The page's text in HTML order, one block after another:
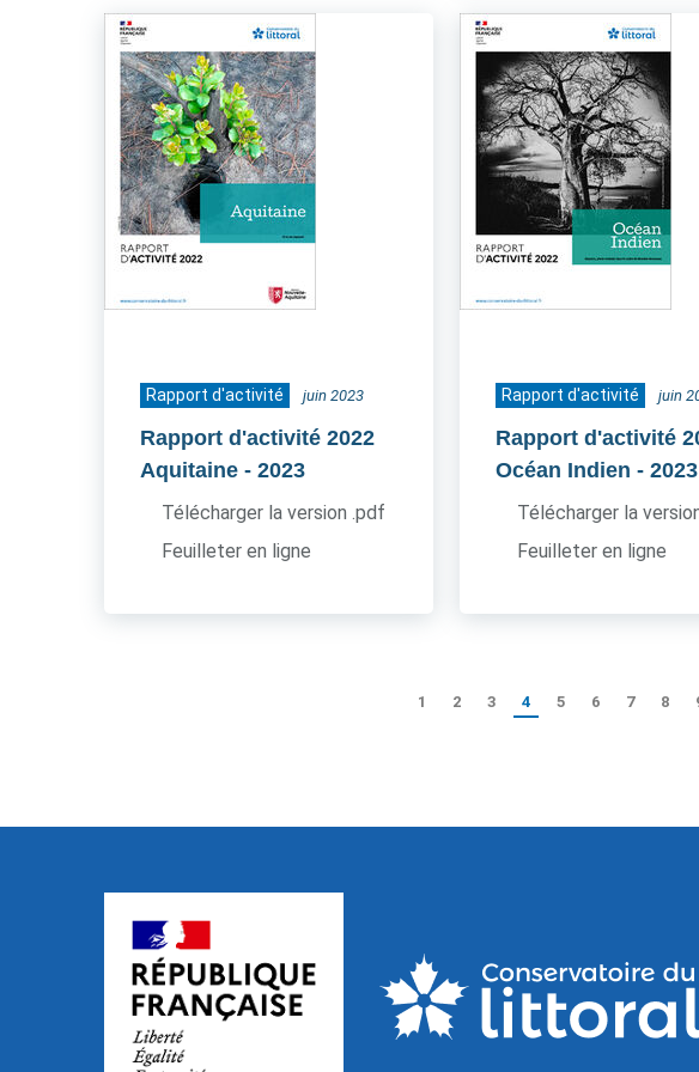
Rapport d'activité juin 2023
Rapport d'activité 2022
Aquitaine - 2023
Télécharger la version .pdf
Feuilleter en ligne
Rapport d'activité juin
Rapport d'activité
Océan Indien - 2023
Télécharger la
Feuilleter en ligne
1 2 3 4 5 6 7 8